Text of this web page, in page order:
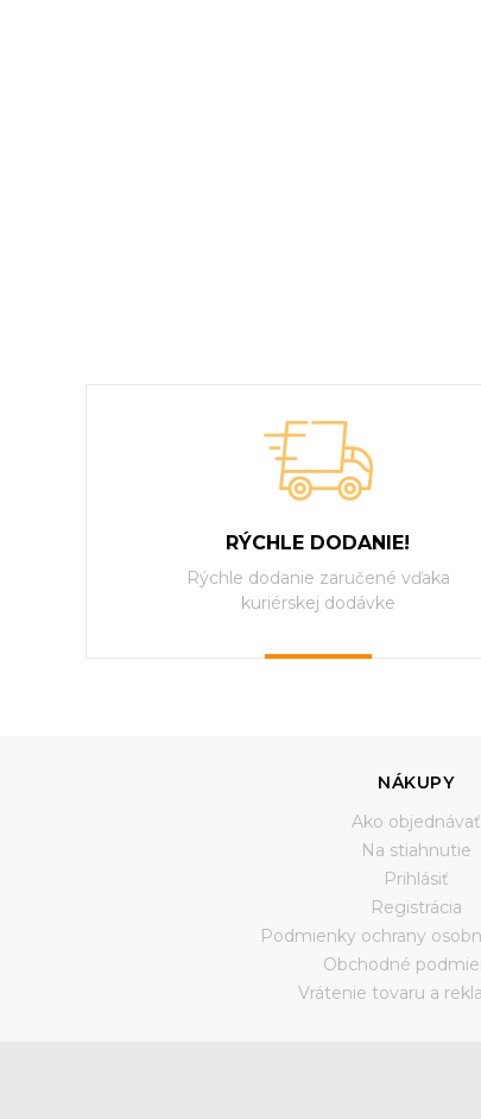
RÝCHLE DODANIE!
Rýchle dodanie zaručené vďaka
kuriérskej dodávke
NÁKUPY
Ako objednávať
Na stiahnutie
Prihlásiť
Registrácia
Podmienky ochrany
Obchodné
Vrátenie tovaru a